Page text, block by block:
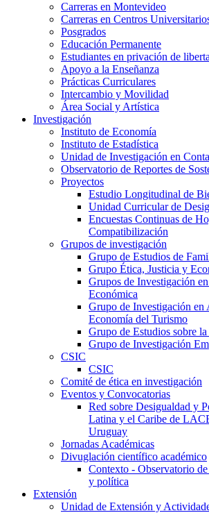
Carreras en Montevideo
Carreras en Centros
Posgrados
Educación Permanente
Estudiantes en privación de
Apoyo a la Enseñanza
Prácticas Curriculares
Intercambio y Movilidad
Área Social y Artística
Investigación
Instituto de Economía
Instituto de Estadística
Unidad de Investigación en
Observatorio de Reportes de
Proyectos
Estudio Longitudinal de
Unidad Curricular de
Encuestas Continuas de
Compatibilización
Grupos de investigación
Grupo de Estudios de
Grupo Ética, Justicia y
Grupos de Investigación
Económica
Grupo de Investigación
Economía del Turismo
Grupo de Estudios sobre
Grupo de Investigación
CSIC
CSIC
Comité de ética en investigación
Eventos y Convocatorias
Red sobre Desigualdad y
Latina y el Caribe de
Uruguay
Jornadas Académicas
Divuglación científico académico
Contexto - Observatorio
y política
Extensión
Unidad de Extensión y